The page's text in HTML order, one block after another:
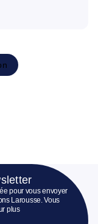
pour vous envoyer
Larousse. Vous
plus